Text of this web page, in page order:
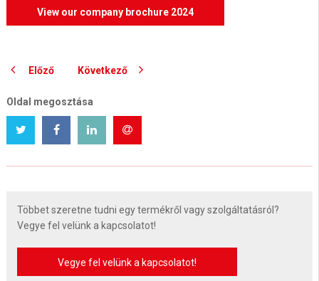
Többet szeretne tudni egy termékről vagy szolgáltatásról?
Vegye fel velünk a kapcsolatot!
Vegye fel velünk a kapcsolatot!
View our company brochure 2024
Előző Következő
Oldal megosztása